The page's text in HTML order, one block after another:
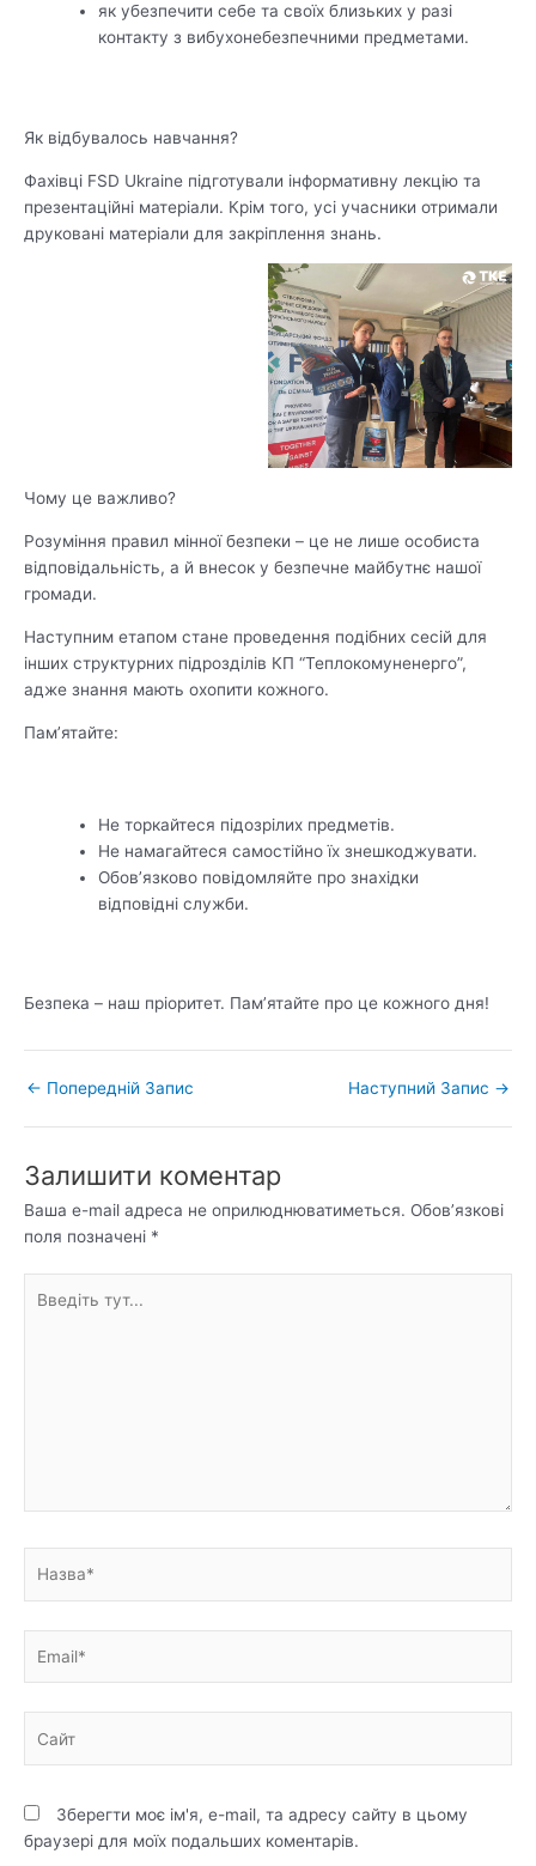
як убезпечити себе та своїх близьких у разі
контакту з вибухонебезпечними предметами.
Як відбувалось навчання?
Фахівці FSD Ukraine підготували інформативну лекцію та
презентаційні матеріали. Крім того, усі учасники отримали
друковані матеріали для закріплення знань.
Чому це важливо?
Розуміння правил мінної безпеки – це не лише особиста
відповідальність, а й внесок у безпечне майбутнє нашої
громади.
Наступним етапом стане проведення подібних сесій для
інших структурних підрозділів КП “Теплокомуненерго”,
адже знання мають охопити кожного.
Пам’ятайте:
Не торкайтеся підозрілих предметів.
Не намагайтеся самостійно їх знешкоджувати.
Обов’язково повідомляйте про знахідки
відповідні служби.
Безпека – наш пріоритет. Пам’ятайте про це кожного дня!
← Попередній Запис Наступний Запис →
Залишити коментар
Ваша e-mail адреса не оприлюднюватиметься. Обов’язкові
поля позначені *
тут...
Зберегти моє ім'я, e-mail, та адресу сайту в цьому
браузері для моїх подальших коментарів.